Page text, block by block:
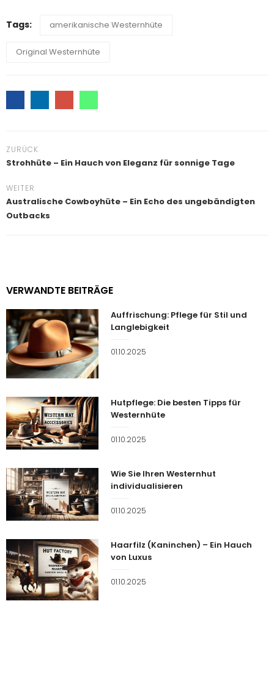
Tags: amerikanische Westernhüte
Original Westernhüte
ZURÜCK
Strohhüte – Ein Hauch von Eleganz für sonnige Tage
WEITER
Australische Cowboyhüte – Ein Echo des ungebändigten
Outbacks
VERWANDTE BEITRÄGE
Auffrischung: Pflege für Stil und
Langlebigkeit
Veröffentlicht
01.10.2025
Hutpflege: Die besten Tipps für
Westernhüte
Veröffentlicht
01.10.2025
Wie Sie Ihren Westernhut
individualisieren
Veröffentlicht
01.10.2025
Haarfilz (Kaninchen) – Ein Hauch
von Luxus
Veröffentlicht
01.10.2025